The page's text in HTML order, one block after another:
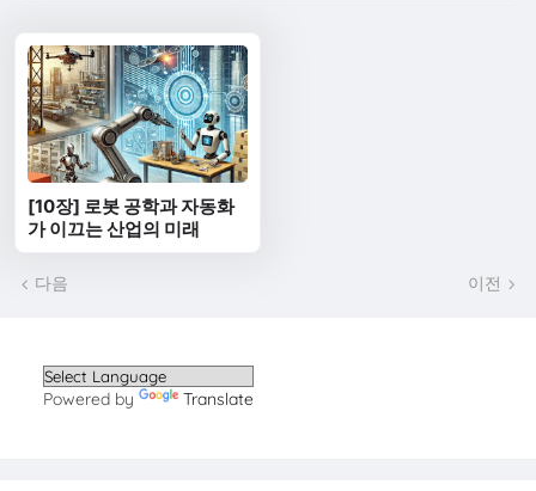
[10장] 로봇 공학과 자동화
가 이끄는 산업의 미래
다음 이전
Powered by Translate